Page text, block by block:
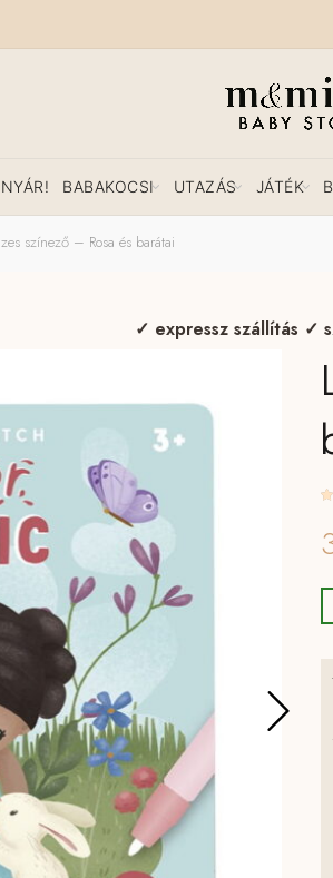
NYÁR! BABAKOCSI UTAZÁS JÁTÉK
színező – Rosa és barátai
✓ expressz szállítás ✓